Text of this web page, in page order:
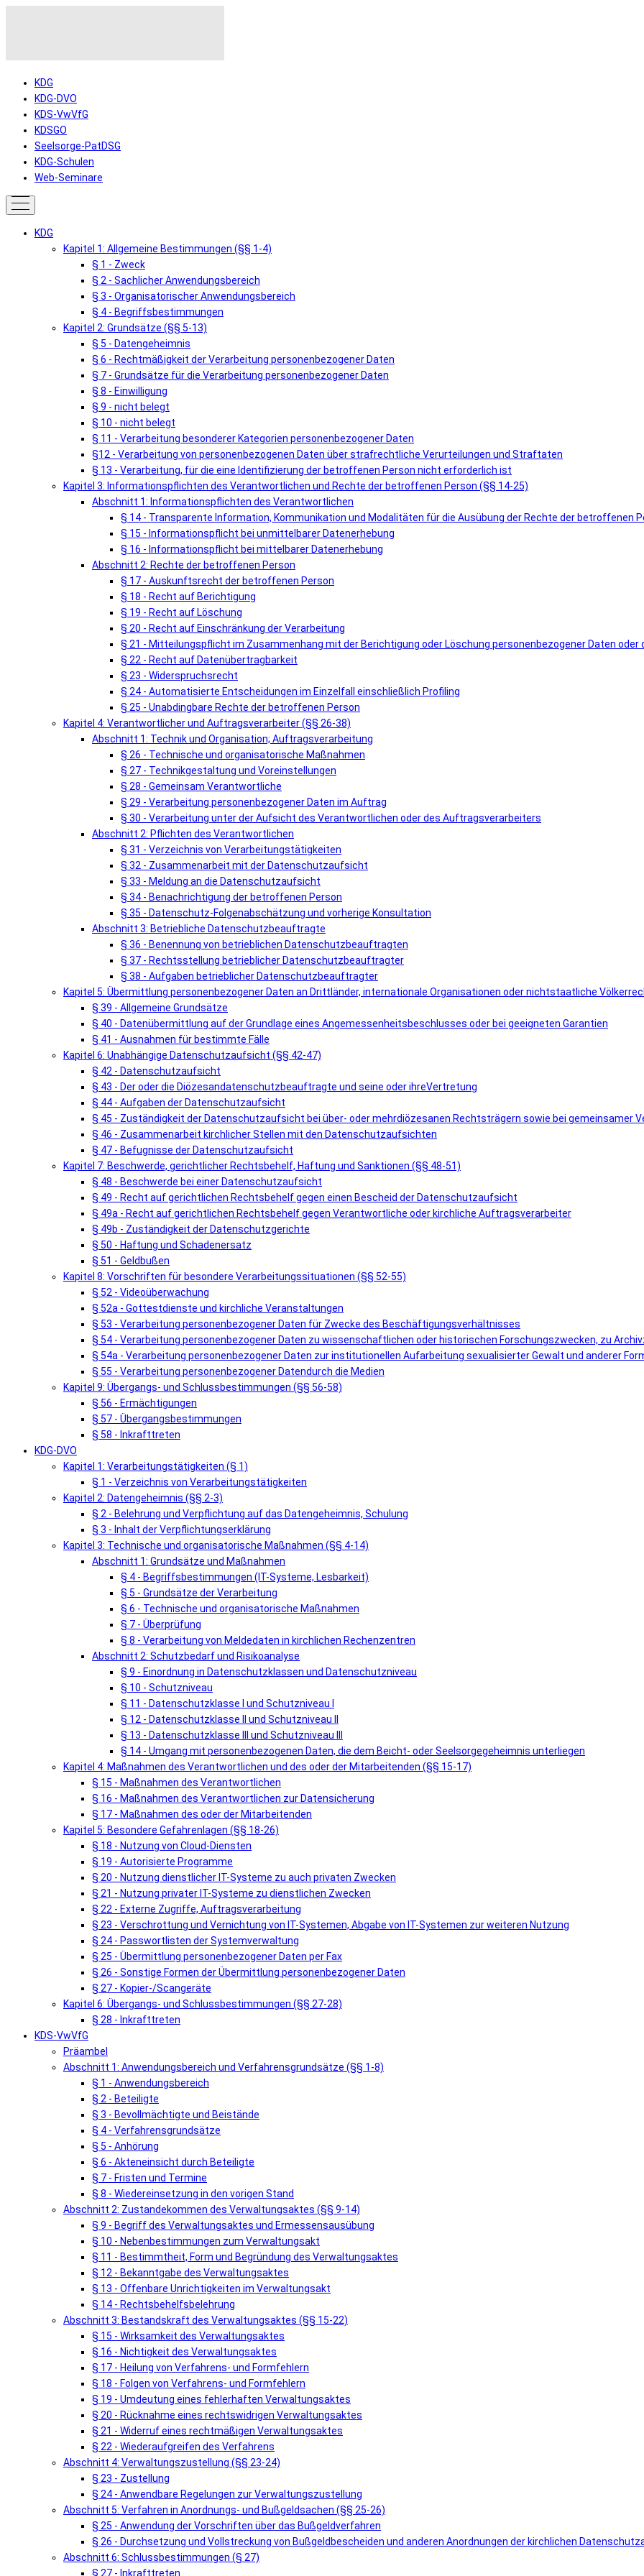
KDG
KDG-DVO
KDS-VwVfG
KDSGO
Seelsorge-PatDSG
KDG-Schulen
Web-Seminare
KDG
Kapitel 1: Allgemeine Bestimmungen (§§ 1-4)
§ 1 - Zweck
§ 2 - Sachlicher Anwendungsbereich
§ 3 - Organisatorischer Anwendungsbereich
§ 4 - Begriffsbestimmungen
Kapitel 2: Grundsätze (§§ 5-13)
§ 5 - Datengeheimnis
§ 6 - Rechtmäßigkeit der Verarbeitung personenbezogener Daten
§ 7 - Grundsätze für die Verarbeitung personenbezogener Daten
§ 8 - Einwilligung
§ 9 - nicht belegt
§ 10 - nicht belegt
§ 11 - Verarbeitung besonderer Kategorien personenbezogener Daten
§12 - Verarbeitung von personenbezogenen Daten über strafrechtliche Verurteilungen und Straftaten
§ 13 - Verarbeitung, für die eine Identifizierung der betroffenen Person nicht erforderlich ist
Kapitel 3: Informationspflichten des Verantwortlichen und Rechte der betroffenen Person (§§ 14-25)
Abschnitt 1: Informationspflichten des Verantwortlichen
§ 14 - Transparente Information, Kommunikation und Modalitäten für die Ausübung der Rechte der betroffenen
§ 15 - Informationspflicht bei unmittelbarer Datenerhebung
§ 16 - Informationspflicht bei mittelbarer Datenerhebung
Abschnitt 2: Rechte der betroffenen Person
§ 17 - Auskunftsrecht der betroffenen Person
§ 18 - Recht auf Berichtigung
§ 19 - Recht auf Löschung
§ 20 - Recht auf Einschränkung der Verarbeitung
§ 21 - Mitteilungspflicht im Zusammenhang mit der Berichtigung oder Löschung personenbezogener Daten oder
§ 22 - Recht auf Datenübertragbarkeit
§ 23 - Widerspruchsrecht
§ 24 - Automatisierte Entscheidungen im Einzelfall einschließlich Profiling
§ 25 - Unabdingbare Rechte der betroffenen Person
Kapitel 4: Verantwortlicher und Auftragsverarbeiter (§§ 26-38)
Abschnitt 1: Technik und Organisation; Auftragsverarbeitung
§ 26 - Technische und organisatorische Maßnahmen
§ 27 - Technikgestaltung und Voreinstellungen
§ 28 - Gemeinsam Verantwortliche
§ 29 - Verarbeitung personenbezogener Daten im Auftrag
§ 30 - Verarbeitung unter der Aufsicht des Verantwortlichen oder des Auftragsverarbeiters
Abschnitt 2: Pflichten des Verantwortlichen
§ 31 - Verzeichnis von Verarbeitungstätigkeiten
§ 32 - Zusammenarbeit mit der Datenschutzaufsicht
§ 33 - Meldung an die Datenschutzaufsicht
§ 34 - Benachrichtigung der betroffenen Person
§ 35 - Datenschutz-Folgenabschätzung und vorherige Konsultation
Abschnitt 3: Betriebliche Datenschutzbeauftragte
§ 36 - Benennung von betrieblichen Datenschutzbeauftragten
§ 37 - Rechtsstellung betrieblicher Datenschutzbeauftragter
§ 38 - Aufgaben betrieblicher Datenschutzbeauftragter
Kapitel 5: Übermittlung personenbezogener Daten an Drittländer, internationale Organisationen oder nichtstaatliche
§ 39 - Allgemeine Grundsätze
§ 40 - Datenübermittlung auf der Grundlage eines Angemessenheitsbeschlusses oder bei geeigneten Garantien
§ 41 - Ausnahmen für bestimmte Fälle
Kapitel 6: Unabhängige Datenschutzaufsicht (§§ 42-47)
§ 42 - Datenschutzaufsicht
§ 43 - Der oder die Diözesandatenschutzbeauftragte und seine oder ihreVertretung
§ 44 - Aufgaben der Datenschutzaufsicht
§ 45 - Zuständigkeit der Datenschutzaufsicht bei über- oder mehrdiözesanen Rechtsträgern sowie bei gemeinsamer
§ 46 - Zusammenarbeit kirchlicher Stellen mit den Datenschutzaufsichten
§ 47 - Befugnisse der Datenschutzaufsicht
Kapitel 7: Beschwerde, gerichtlicher Rechtsbehelf, Haftung und Sanktionen (§§ 48-51)
§ 48 - Beschwerde bei einer Datenschutzaufsicht
§ 49 - Recht auf gerichtlichen Rechtsbehelf gegen einen Bescheid der Datenschutzaufsicht
§ 49a - Recht auf gerichtlichen Rechtsbehelf gegen Verantwortliche oder kirchliche Auftragsverarbeiter
§ 49b - Zuständigkeit der Datenschutzgerichte
§ 50 - Haftung und Schadenersatz
§ 51 - Geldbußen
Kapitel 8: Vorschriften für besondere Verarbeitungssituationen (§§ 52-55)
§ 52 - Videoüberwachung
§ 52a - Gottestdienste und kirchliche Veranstaltungen
§ 53 - Verarbeitung personenbezogener Daten für Zwecke des Beschäftigungsverhältnisses
§ 54 - Verarbeitung personenbezogener Daten zu wissenschaftlichen oder historischen Forschungszwecken, zu
§ 54a - Verarbeitung personenbezogener Daten zur institutionellen Aufarbeitung sexualisierter Gewalt und anderer
§ 55 - Verarbeitung personenbezogener Datendurch die Medien
Kapitel 9: Übergangs- und Schlussbestimmungen (§§ 56-58)
§ 56 - Ermächtigungen
§ 57 - Übergangsbestimmungen
§ 58 - Inkrafttreten
KDG-DVO
Kapitel 1: Verarbeitungstätigkeiten (§ 1)
§ 1 - Verzeichnis von Verarbeitungstätigkeiten
Kapitel 2: Datengeheimnis (§§ 2-3)
§ 2 - Belehrung und Verpflichtung auf das Datengeheimnis, Schulung
§ 3 - Inhalt der Verpflichtungserklärung
Kapitel 3: Technische und organisatorische Maßnahmen (§§ 4-14)
Abschnitt 1: Grundsätze und Maßnahmen
§ 4 - Begriffsbestimmungen (IT-Systeme, Lesbarkeit)
§ 5 - Grundsätze der Verarbeitung
§ 6 - Technische und organisatorische Maßnahmen
§ 7 - Überprüfung
§ 8 - Verarbeitung von Meldedaten in kirchlichen Rechenzentren
Abschnitt 2: Schutzbedarf und Risikoanalyse
§ 9 - Einordnung in Datenschutzklassen und Datenschutzniveau
§ 10 - Schutzniveau
§ 11 - Datenschutzklasse I und Schutzniveau I
§ 12 - Datenschutzklasse II und Schutzniveau II
§ 13 - Datenschutzklasse III und Schutzniveau III
§ 14 - Umgang mit personenbezogenen Daten, die dem Beicht- oder Seelsorgegeheimnis unterliegen
Kapitel 4: Maßnahmen des Verantwortlichen und des oder der Mitarbeitenden (§§ 15-17)
§ 15 - Maßnahmen des Verantwortlichen
§ 16 - Maßnahmen des Verantwortlichen zur Datensicherung
§ 17 - Maßnahmen des oder der Mitarbeitenden
Kapitel 5: Besondere Gefahrenlagen (§§ 18-26)
§ 18 - Nutzung von Cloud-Diensten
§ 19 - Autorisierte Programme
§ 20 - Nutzung dienstlicher IT-Systeme zu auch privaten Zwecken
§ 21 - Nutzung privater IT-Systeme zu dienstlichen Zwecken
§ 22 - Externe Zugriffe, Auftragsverarbeitung
§ 23 - Verschrottung und Vernichtung von IT-Systemen, Abgabe von IT-Systemen zur weiteren Nutzung
§ 24 - Passwortlisten der Systemverwaltung
§ 25 - Übermittlung personenbezogener Daten per Fax
§ 26 - Sonstige Formen der Übermittlung personenbezogener Daten
§ 27 - Kopier-/Scangeräte
Kapitel 6: Übergangs- und Schlussbestimmungen (§§ 27-28)
§ 28 - Inkrafttreten
KDS-VwVfG
Präambel
Abschnitt 1: Anwendungsbereich und Verfahrensgrundsätze (§§ 1-8)
§ 1 - Anwendungsbereich
§ 2 - Beteiligte
§ 3 - Bevollmächtigte und Beistände
§ 4 - Verfahrensgrundsätze
§ 5 - Anhörung
§ 6 - Akteneinsicht durch Beteiligte
§ 7 - Fristen und Termine
§ 8 - Wiedereinsetzung in den vorigen Stand
Abschnitt 2: Zustandekommen des Verwaltungsaktes (§§ 9-14)
§ 9 - Begriff des Verwaltungsaktes und Ermessensausübung
§ 10 - Nebenbestimmungen zum Verwaltungsakt
§ 11 - Bestimmtheit, Form und Begründung des Verwaltungsaktes
§ 12 - Bekanntgabe des Verwaltungsaktes
§ 13 - Offenbare Unrichtigkeiten im Verwaltungsakt
§ 14 - Rechtsbehelfsbelehrung
Abschnitt 3: Bestandskraft des Verwaltungsaktes (§§ 15-22)
§ 15 - Wirksamkeit des Verwaltungsaktes
§ 16 - Nichtigkeit des Verwaltungsaktes
§ 17 - Heilung von Verfahrens- und Formfehlern
§ 18 - Folgen von Verfahrens- und Formfehlern
§ 19 - Umdeutung eines fehlerhaften Verwaltungsaktes
§ 20 - Rücknahme eines rechtswidrigen Verwaltungsaktes
§ 21 - Widerruf eines rechtmäßigen Verwaltungsaktes
§ 22 - Wiederaufgreifen des Verfahrens
Abschnitt 4: Verwaltungszustellung (§§ 23-24)
§ 23 - Zustellung
§ 24 - Anwendbare Regelungen zur Verwaltungszustellung
Abschnitt 5: Verfahren in Anordnungs- und Bußgeldsachen (§§ 25-26)
§ 25 - Anwendung der Vorschriften über das Bußgeldverfahren
§ 26 - Durchsetzung und Vollstreckung von Bußgeldbescheiden und anderen Anordnungen der kirchlichen
Abschnitt 6: Schlussbestimmungen (§ 27)
§ 27 - Inkrafttreten